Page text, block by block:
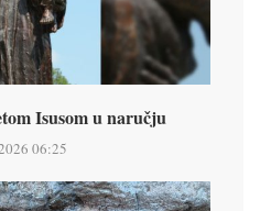
Isusom u naručju
06:25